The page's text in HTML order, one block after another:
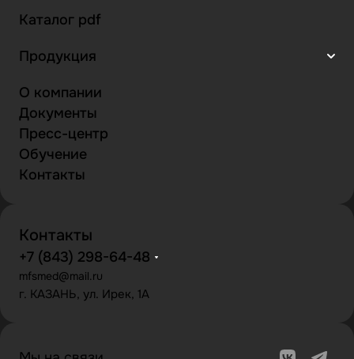
Каталог pdf
Продукция
О компании
Документы
Пресс-центр
Обучение
Контакты
Контакты
+7 (843) 298-64-48
mfsmed@mail.ru
г. КАЗАНЬ, ул. Ирек, 1А